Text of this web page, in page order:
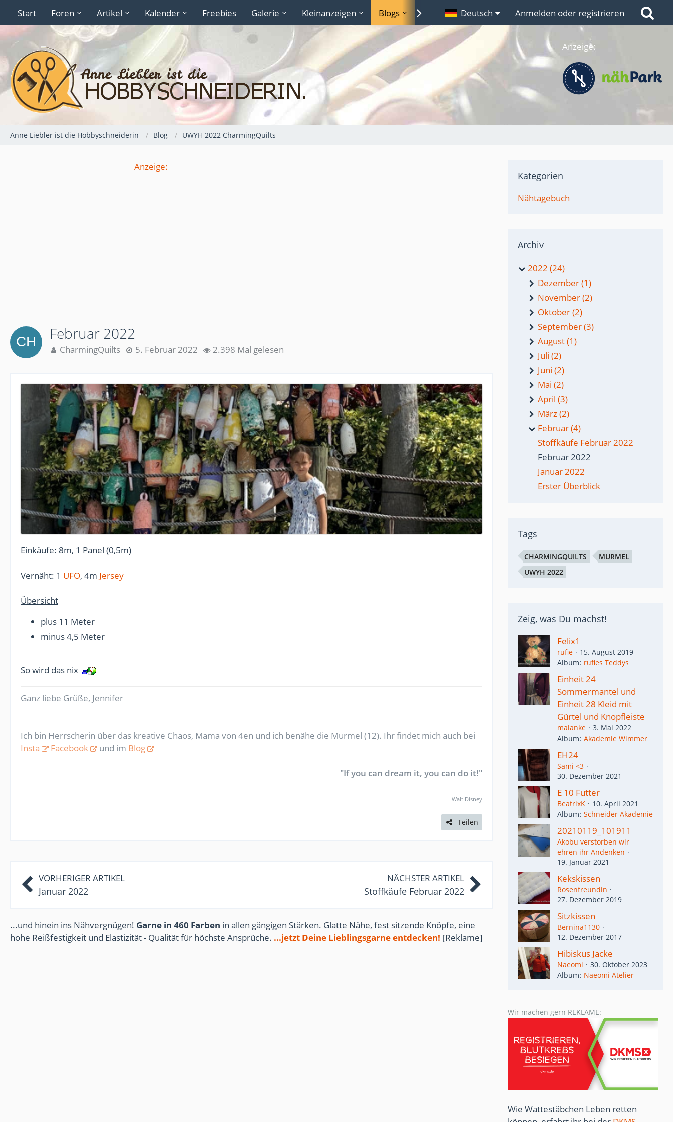
Start Foren Artikel Kalender Freebies Galerie Kleinanzeigen Blogs Lexikon Links
Deutsch Anmelden oder registrieren
Anzeige:
Anne Liebler ist die Hobbyschneiderin Blog UWYH 2022 CharmingQuilts
Anzeige:
Februar 2022
CharmingQuilts 5. Februar 2022 2.398 Mal gelesen
Einkäufe: 8m, 1 Panel (0,5m)
Vernäht: 1 UFO, 4m Jersey
Übersicht
plus 11 Meter
minus 4,5 Meter
So wird das nix
Ganz liebe Grüße, Jennifer
Ich bin Herrscherin über das kreative Chaos, Mama von 4en und ich benähe die Murmel (12). Ihr findet mich auch bei
Insta
Facebook und im Blog
"If you can dream it, you can do it!"
Walt Disney
Teilen
VORHERIGER ARTIKEL
Januar 2022
NÄCHSTER ARTIKEL
Stoffkäufe Februar 2022
...und hinein ins Nähvergnügen! Garne in 460 Farben in allen gängigen Stärken. Glatte Nähe, fest sitzende Knöpfe, eine
hohe Reißfestigkeit und Elastizität - Qualität für höchste Ansprüche. ...jetzt Deine Lieblingsgarne entdecken! [Reklame]
Kategorien
Nähtagebuch
Archiv
2022 (24)
Dezember (1)
November (2)
Oktober (2)
September (3)
August (1)
Juli (2)
Juni (2)
Mai (2)
April (3)
März (2)
Februar (4)
Stoffkäufe Februar 2022
Februar 2022
Januar 2022
Erster Überblick
Tags
CHARMINGQUILTS
MURMEL
UWYH 2022
Zeig, was Du machst!
Felix1
rufie
15. August 2019
Album rufies Teddys
Einheit 24
Sommermantel und
Einheit 28 Kleid mit
Gürtel und Knopfleiste
malanke
3. Mai 2022
Album Akademie Wimmer
EH24
Sami <3
30. Dezember 2021
E 10 Futter
BeatrixK
10. April 2021
Album Schneider Akademie
20210119_101911
Akobu verstorben wir
ehren ihr Andenken
19. Januar 2021
Kekskissen
Rosenfreundin
27. Dezember 2019
Sitzkissen
Bernina1130
12. Dezember 2017
Hibiskus Jacke
Naeomi
30. Oktober 2023
Album Naeomi Atelier
Wir machen gern REKLAME:
Wie Wattestäbchen Leben retten